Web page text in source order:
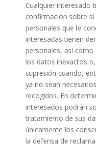
Cualquier interesado
confirmación sobre
personales que le
interesadas tienen
personales, así
los datos inexactos
supresión cuando,
ya no sean
recogidos. En
interesados podrán
tratamiento de sus
únicamente los
la defensa de